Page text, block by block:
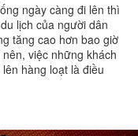
ngày càng đi lên thì
lịch của người dân
tăng cao hơn bao giờ
nên, việc những khách
hàng loạt là điều
sảnh - ngoại cảnh